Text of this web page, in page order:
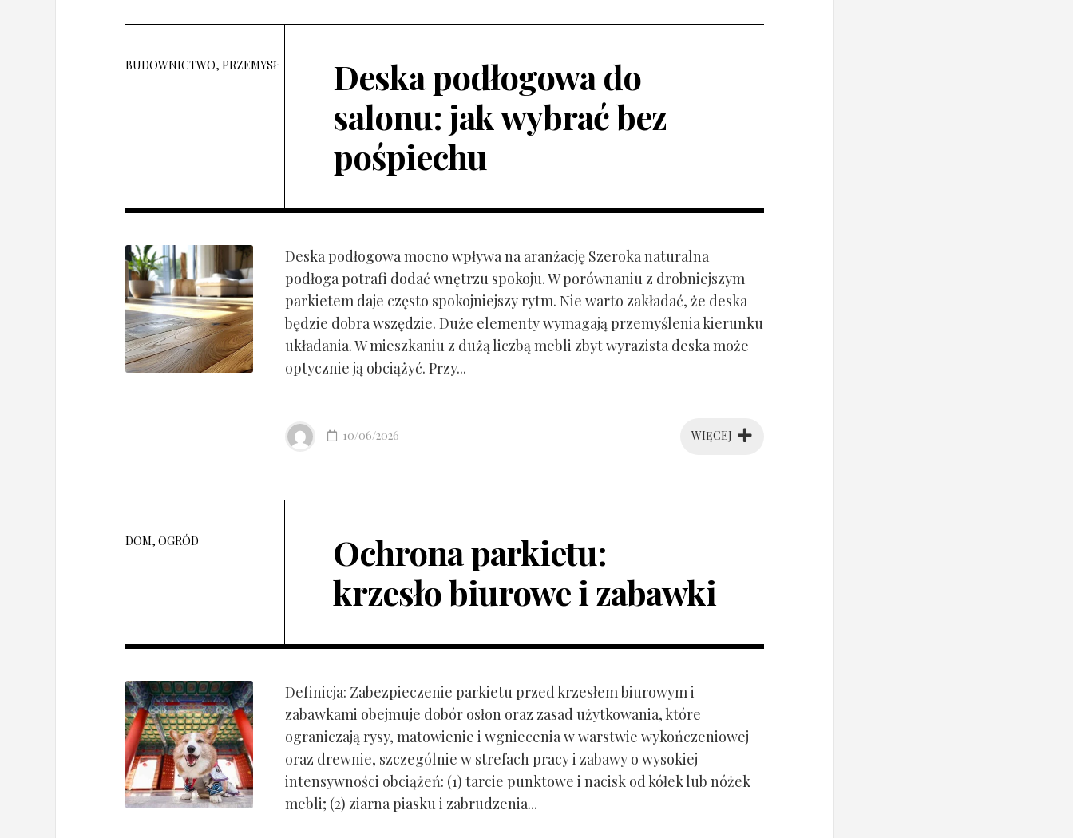
BUDOWNICTWO, PRZEMYSŁ
Deska podłogowa do
salonu: jak wybrać bez
pośpiechu
Deska podłogowa mocno wpływa na aranżację Szeroka naturalna
podłoga potrafi dodać wnętrzu spokoju. W porównaniu z drobniejszym
parkietem daje często spokojniejszy rytm. Nie warto zakładać, że deska
będzie dobra wszędzie. Duże elementy wymagają przemyślenia kierunku
układania. W mieszkaniu z dużą liczbą mebli zbyt wyrazista deska może
optycznie ją obciążyć. Przy...
WIĘCEJ
10/06/2026
DOM, OGRÓD
Ochrona parkietu:
krzesło biurowe i zabawki
Definicja: Zabezpieczenie parkietu przed krzesłem biurowym i
zabawkami obejmuje dobór osłon oraz zasad użytkowania, które
ograniczają rysy, matowienie i wgniecenia w warstwie wykończeniowej
oraz drewnie, szczególnie w strefach pracy i zabawy o wysokiej
intensywności obciążeń: (1) tarcie punktowe i nacisk od kółek lub nóżek
mebli; (2) ziarna piasku i zabrudzenia...